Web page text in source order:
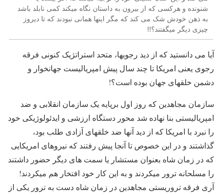
شنونده و هرکسی که از بیرون به داستان نگاه میکند کمی نابلد باشد
به ذهن خودش شک می کند که مگر اینها همانی نبودند که تا دیروز
چیزی دیگر میگفتند؟!!
آیا می دانستید که از دید رجویها، متحد استراتژیک کنونی فرقه
رجوی یعنی امریکا تا چند سال پیش امپریالیست جهانخوار و
دشمن خلقهای جهان بوده است؟!
سازمان مجاهدین که روز اول برپایه یک سازمان انقلابی و ضد
امپریالیستی بنا نهاده شد محور دستگاه ارزشی و ایدئولوژیکی خود
را نبرد با امریکا که از دید آنها ضد خلقهای آزادی طلب بود،
گذاشتند و در این خصوص تا آنجا پیش رفتند که نیروهای امریکایی
که در زمان شاه بعنوان مستشار یا سمت های دیگر حضور داشتند
را مسلحانه ترور میکردند و به این کار خود افتخار هم میکردند!
آری فرقه تروریستی مجاهدین در زمان شاه دست به ترور یکی از